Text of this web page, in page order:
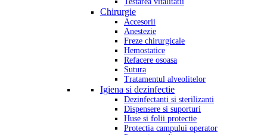
Chirurgie
Accesorii
Anestezie
Freze chirurgicale
Hemostatice
Refacere osoasa
Sutura
Tratamentul alveolitelor
Igiena si dezinfectie
Dezinfectanti si sterilizanti
Dispensere si suporturi
Huse si folii protectie
Protectia campului operator